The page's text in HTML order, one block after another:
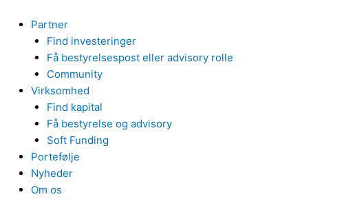
indholdet
Partner
Find investeringer
Få bestyrelsespost eller advisory rolle
Community
Virksomhed
Find kapital
Få bestyrelse og advisory
Soft Funding
Portefølje
Nyheder
Om os